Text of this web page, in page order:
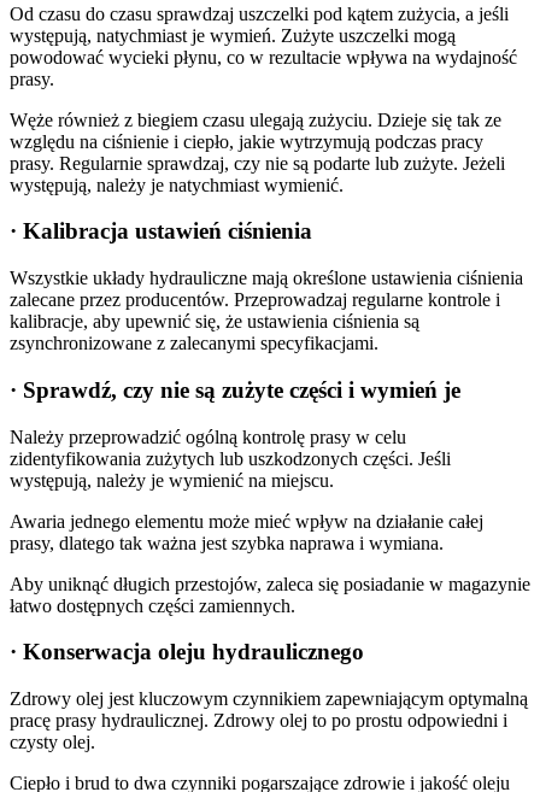
Od czasu do czasu sprawdzaj uszczelki pod kątem zużycia, a jeśli
występują, natychmiast je wymień. Zużyte uszczelki mogą
powodować wycieki płynu, co w rezultacie wpływa na wydajność
prasy.
Węże również z biegiem czasu ulegają zużyciu. Dzieje się tak ze
względu na ciśnienie i ciepło, jakie wytrzymują podczas pracy
prasy. Regularnie sprawdzaj, czy nie są podarte lub zużyte. Jeżeli
występują, należy je natychmiast wymienić.
· Kalibracja ustawień ciśnienia
Wszystkie układy hydrauliczne mają określone ustawienia ciśnienia
zalecane przez producentów. Przeprowadzaj regularne kontrole i
kalibracje, aby upewnić się, że ustawienia ciśnienia są
zsynchronizowane z zalecanymi specyfikacjami.
· Sprawdź, czy nie są zużyte części i wymień je
Należy przeprowadzić ogólną kontrolę prasy w celu
zidentyfikowania zużytych lub uszkodzonych części. Jeśli
występują, należy je wymienić na miejscu.
Awaria jednego elementu może mieć wpływ na działanie całej
prasy, dlatego tak ważna jest szybka naprawa i wymiana.
Aby uniknąć długich przestojów, zaleca się posiadanie w magazynie
łatwo dostępnych części zamiennych.
· Konserwacja oleju hydraulicznego
Zdrowy olej jest kluczowym czynnikiem zapewniającym optymalną
pracę prasy hydraulicznej. Zdrowy olej to po prostu odpowiedni i
czysty olej.
Ciepło i brud to dwa czynniki pogarszające zdrowie i jakość oleju